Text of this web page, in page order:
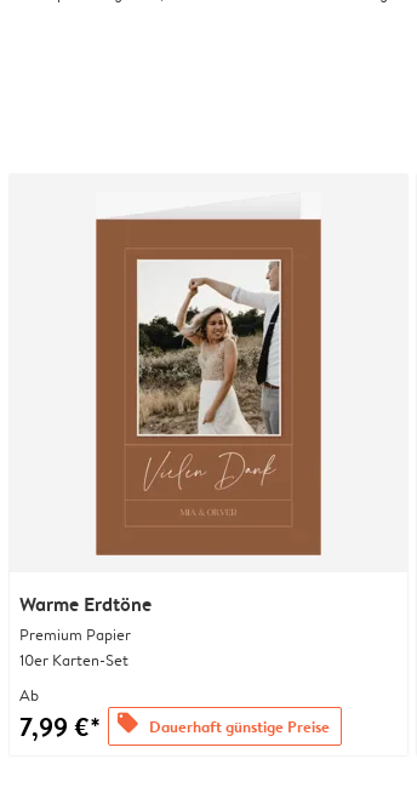
Warme Erdtöne
Premium Papier
10er Karten-Set
Ab
7,99 €* offers Dauerhaft günstige Preise